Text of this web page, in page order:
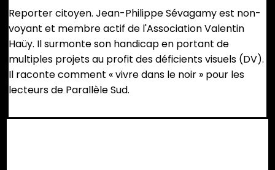
Reporter citoyen. Jean-Philippe Sévagamy est non-
voyant et membre actif de l'Association Valentin
Haüy. Il surmonte son handicap en portant de
multiples projets au profit des déficients visuels (DV).
Il raconte comment « vivre dans le noir » pour les
lecteurs de Parallèle Sud.